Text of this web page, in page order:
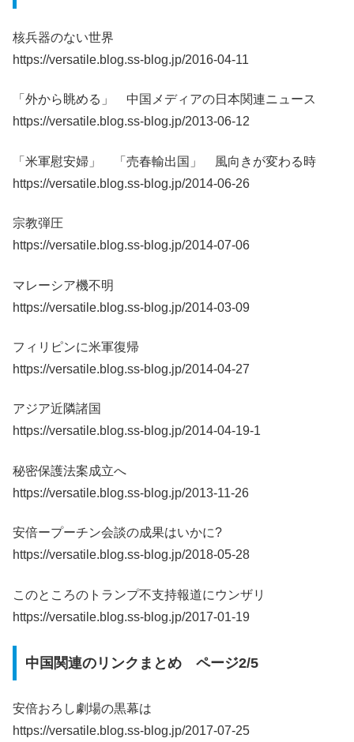
核兵器のない世界
https://versatile.blog.ss-blog.jp/2016-04-11
「外から眺める」 中国メディアの日本関連ニュース
https://versatile.blog.ss-blog.jp/2013-06-12
「米軍慰安婦」 「売春輸出国」 風向きが変わる時
https://versatile.blog.ss-blog.jp/2014-06-26
宗教弾圧
https://versatile.blog.ss-blog.jp/2014-07-06
マレーシア機不明
https://versatile.blog.ss-blog.jp/2014-03-09
フィリピンに米軍復帰
https://versatile.blog.ss-blog.jp/2014-04-27
アジア近隣諸国
https://versatile.blog.ss-blog.jp/2014-04-19-1
秘密保護法案成立へ
https://versatile.blog.ss-blog.jp/2013-11-26
安倍ープーチン会談の成果はいかに?
https://versatile.blog.ss-blog.jp/2018-05-28
このところのトランプ不支持報道にウンザリ
https://versatile.blog.ss-blog.jp/2017-01-19
中国関連のリンクまとめ ページ2/5
安倍おろし劇場の黒幕は
https://versatile.blog.ss-blog.jp/2017-07-25